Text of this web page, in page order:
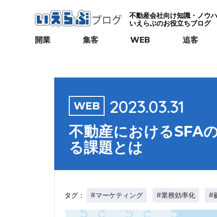
不動産会社向け知識・ノウ
いえらぶのお役立ちブログ
開業 集客 WEB 追客
WEB 2023.03.31
不動産におけるSFA
る課題とは
タグ： #マーケティング #業務効率化 #